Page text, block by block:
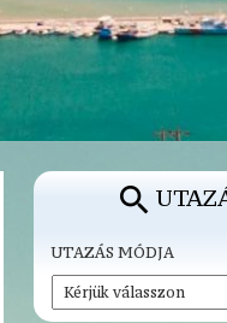
UTAZÁS MÓDJA